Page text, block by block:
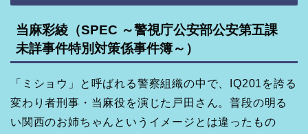
当麻彩綾（SPEC ～警視庁公安部公安第五課
未詳事件特別対策係事件簿～）
「ミショウ」と呼ばれる警察組織の中で、IQ201を誇る
変わり者刑事・当麻役を演じた戸田さん。普段の明る
い関西のお姉ちゃんというイメージとは違ったもの